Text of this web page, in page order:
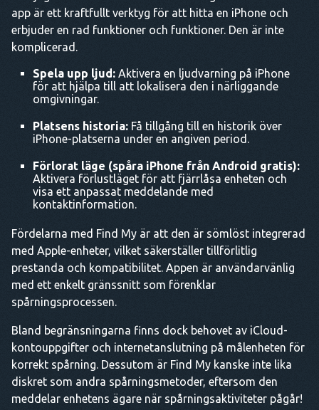
app är ett kraftfullt verktyg för att hitta en iPhone och
erbjuder en rad funktioner och funktioner. Den är inte
komplicerad.
Spela upp ljud: Aktivera en ljudvarning på iPhone
för att hjälpa till att lokalisera den i närliggande
omgivningar.
Platsens historia: Få tillgång till en historik över
iPhone-platserna under en angiven period.
Förlorat läge (spåra iPhone från Android gratis):
Aktivera förlustläget för att fjärrlåsa enheten och
visa ett anpassat meddelande med
kontaktinformation.
Fördelarna med Find My är att den är sömlöst integrerad
med Apple-enheter, vilket säkerställer tillförlitlig
prestanda och kompatibilitet. Appen är användarvänlig
med ett enkelt gränssnitt som förenklar
spårningsprocessen.
Bland begränsningarna finns dock behovet av iCloud-
kontouppgifter och internetanslutning på målenheten för
korrekt spårning. Dessutom är Find My kanske inte lika
diskret som andra spårningsmetoder, eftersom den
meddelar enhetens ägare när spårningsaktiviteter pågår!